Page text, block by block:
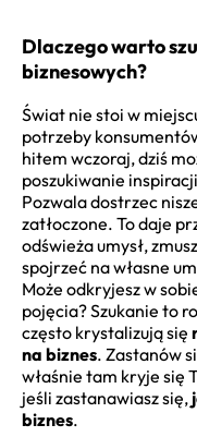
Dlaczego warto
biznesowych?
Świat nie stoi w
potrzeby
hitem wczoraj, dziś
poszukiwanie
Pozwala dostrzec
zatłoczone. To daje
odświeża umysł,
spojrzeć na własne
Może odkryjesz w
pojęcia? Szukanie to
często krystalizują się
na biznes. Zastanów
właśnie tam kryje się
jeśli zastanawiasz się,
biznes.